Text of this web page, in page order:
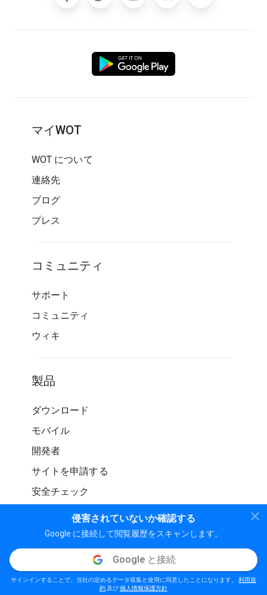
侵害されていないか確認する
Google に接続して閲覧履歴をスキャンします。
Google と接続
サインインすることで、当社の定めるデータ収集と使用に同意したことになります。 利用規
約 及び個人情報保護方針
マイWOT
WOT について
連絡先
ブログ
プレス
コミュニティ
サポート
コミュニティ
ウィキ
製品
ダウンロード
モバイル
開発者
サイトを申請する
安全チェック
© WOT サービス LP。 無断転載を禁じます
利用規約